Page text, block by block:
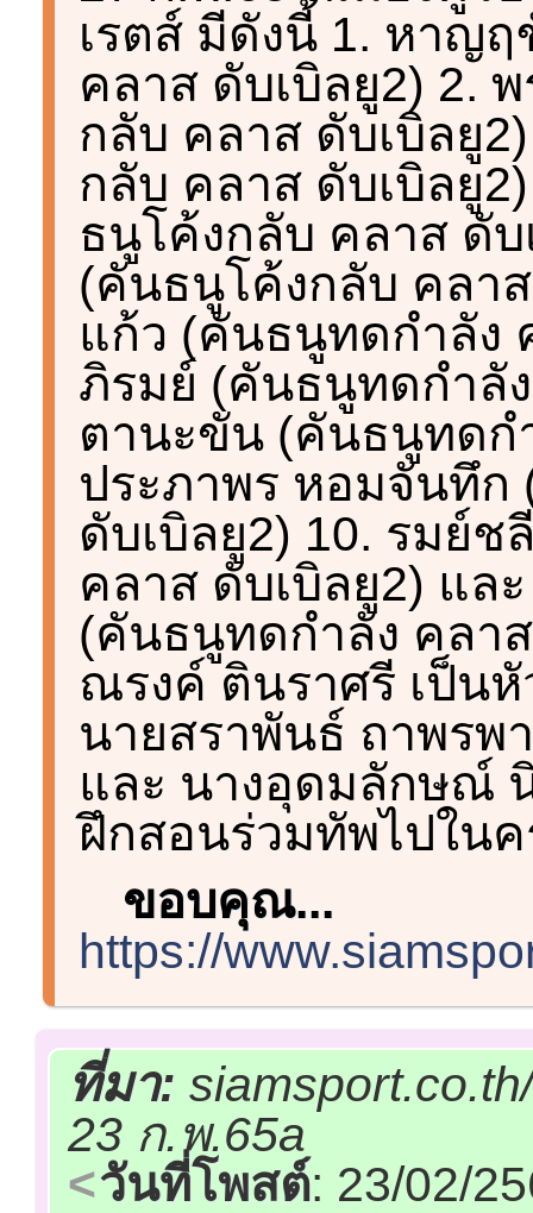
เรตส์ มีดังนี้ 1. หาญ
คลาส ดับเบิลยู2) 2.
กลับ คลาส ดับเบิลยู
กลับ คลาส ดับเบิลยู
ธนูโค้งกลับ คลาส ดั
(คันธนูโค้งกลับ คลา
แก้ว (คันธนูทดกำลัง
ภิรมย์ (คันธนูทดกำลั
ตานะขัน (คันธนูทดก
ประภาพร หอมจันทึ
ดับเบิลยู2) 10. รมย์
คลาส ดับเบิลยู2) แล
(คันธนูทดกำลัง คลา
ณรงค์ ตินราศรี เป็น
นายสราพันธ์ ถาพรพ
และ นางอุดมลักษณ์
ฝึกสอนร่วมทัพไปในค
ขอบคุณ...
https://
ที่มา:
23 ก.พ.65a
วันที่โพสต์: 23/02/